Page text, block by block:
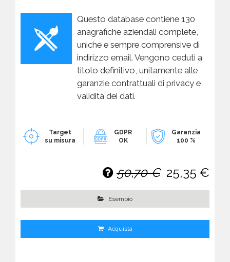
Questo database contiene 130
anagrafiche aziendali complete,
uniche e sempre comprensive di
indirizzo email. Vengono ceduti a
titolo definitivo, unitamente alle
garanzie contrattuali di privacy e
validità dei dati.
Target
su misura
GDPR
OK
Garanzia
100 %
50,70 € 25,35 €
Esempio
Acquista